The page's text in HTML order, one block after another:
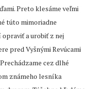
Preto klesáme veľmi
túto mimoriadne
a urobiť z nej
pred Vyšnými Revúcami
cez dlhé
známeho lesníka